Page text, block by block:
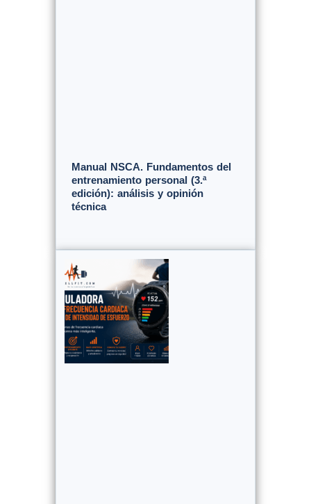
Manual NSCA. Fundamentos del
entrenamiento personal (3.ª
edición): análisis y opinión
técnica